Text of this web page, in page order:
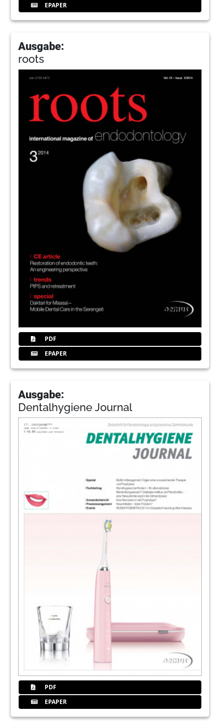
EPAPER
Ausgabe:
roots
PDF
EPAPER
Ausgabe:
Dentalhygiene Journal
PDF
EPAPER